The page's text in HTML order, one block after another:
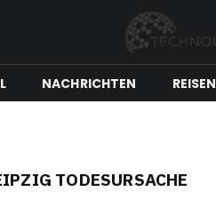
NACHRICHTEN REISEN
TODESURSACHE